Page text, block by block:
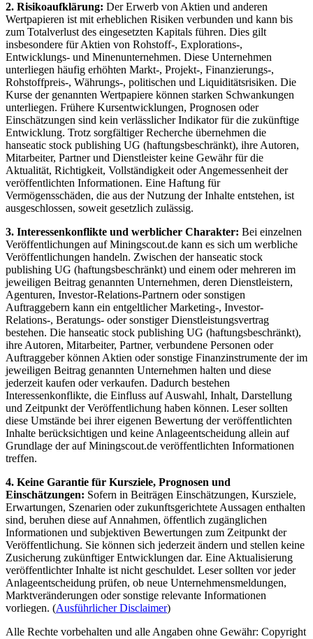
2. Risikoaufklärung: Der Erwerb von Aktien und anderen
Wertpapieren ist mit erheblichen Risiken verbunden und kann bis
zum Totalverlust des eingesetzten Kapitals führen. Dies gilt
insbesondere für Aktien von Rohstoff-, Explorations-,
Entwicklungs- und Minenunternehmen. Diese Unternehmen
unterliegen häufig erhöhten Markt-, Projekt-, Finanzierungs-,
Rohstoffpreis-, Währungs-, politischen und Liquiditätsrisiken. Die
Kurse der genannten Wertpapiere können starken Schwankungen
unterliegen. Frühere Kursentwicklungen, Prognosen oder
Einschätzungen sind kein verlässlicher Indikator für die zukünftige
Entwicklung. Trotz sorgfältiger Recherche übernehmen die
hanseatic stock publishing UG (haftungsbeschränkt), ihre Autoren,
Mitarbeiter, Partner und Dienstleister keine Gewähr für die
Aktualität, Richtigkeit, Vollständigkeit oder Angemessenheit der
veröffentlichten Informationen. Eine Haftung für
Vermögensschäden, die aus der Nutzung der Inhalte entstehen, ist
ausgeschlossen, soweit gesetzlich zulässig.
3. Interessenkonflikte und werblicher Charakter: Bei einzelnen
Veröffentlichungen auf Miningscout.de kann es sich um werbliche
Veröffentlichungen handeln. Zwischen der hanseatic stock
publishing UG (haftungsbeschränkt) und einem oder mehreren im
jeweiligen Beitrag genannten Unternehmen, deren Dienstleistern,
Agenturen, Investor-Relations-Partnern oder sonstigen
Auftraggebern kann ein entgeltlicher Marketing-, Investor-
Relations-, Beratungs- oder sonstiger Dienstleistungsvertrag
bestehen. Die hanseatic stock publishing UG (haftungsbeschränkt),
ihre Autoren, Mitarbeiter, Partner, verbundene Personen oder
Auftraggeber können Aktien oder sonstige Finanzinstrumente der im
jeweiligen Beitrag genannten Unternehmen halten und diese
jederzeit kaufen oder verkaufen. Dadurch bestehen
Interessenkonflikte, die Einfluss auf Auswahl, Inhalt, Darstellung
und Zeitpunkt der Veröffentlichung haben können. Leser sollten
diese Umstände bei ihrer eigenen Bewertung der veröffentlichten
Inhalte berücksichtigen und keine Anlageentscheidung allein auf
Grundlage der auf Miningscout.de veröffentlichten Informationen
treffen.
4. Keine Garantie für Kursziele, Prognosen und
Einschätzungen: Sofern in Beiträgen Einschätzungen, Kursziele,
Erwartungen, Szenarien oder zukunftsgerichtete Aussagen enthalten
sind, beruhen diese auf Annahmen, öffentlich zugänglichen
Informationen und subjektiven Bewertungen zum Zeitpunkt der
Veröffentlichung. Sie können sich jederzeit ändern und stellen keine
Zusicherung zukünftiger Entwicklungen dar. Eine Aktualisierung
veröffentlichter Inhalte ist nicht geschuldet. Leser sollten vor jeder
Anlageentscheidung prüfen, ob neue Unternehmensmeldungen,
Marktveränderungen oder sonstige relevante Informationen
vorliegen. (Ausführlicher Disclaimer)
Alle Rechte vorbehalten und alle Angaben ohne Gewähr: Copyright